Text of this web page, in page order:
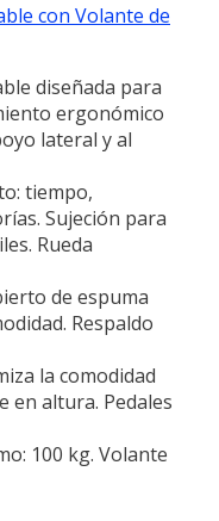
con Volante de
diseñada para
ergonómico
lateral y al
tiempo,
Sujeción para
Rueda
de espuma
Respaldo
la comodidad
en altura. Pedales
100 kg. Volante